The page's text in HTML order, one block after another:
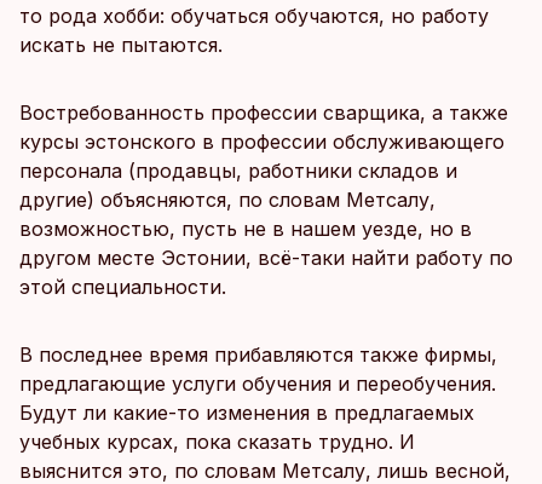
то рода хобби: обучаться обучаются, но работу
искать не пытаются.
Востребованность профессии сварщика, а также
курсы эстонского в профессии обслуживающего
персонала (продавцы, работники складов и
другие) объясняются, по словам Метсалу,
возможностью, пусть не в нашем уезде, но в
другом месте Эстонии, всё-таки найти работу по
этой специальности.
В последнее время прибавляются также фирмы,
предлагающие услуги обучения и переобучения.
Будут ли какие-то изменения в предлагаемых
учебных курсах, пока сказать трудно. И
выяснится это, по словам Метсалу, лишь весной,